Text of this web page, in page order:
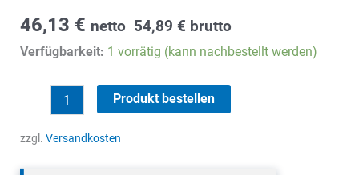
46,13 € netto 54,89 € brutto
Verfügbarkeit: 1 vorrätig (kann nachbestellt werden)
Wandantenne
Menge
Produkt bestellen
zzgl. Versandkosten